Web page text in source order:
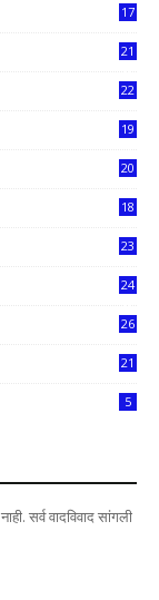
17
21
22
19
20
18
23
24
26
21
5
सर्व वादविवाद सांगली